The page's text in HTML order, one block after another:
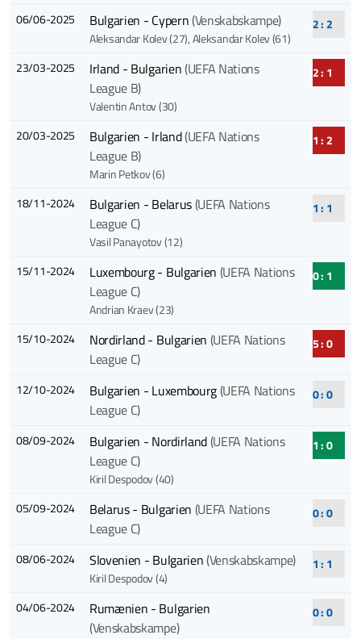
06/06-2025 Bulgarien - Cypern(Venskabskampe)
Aleksandar Kolev (27), Aleksandar Kolev (61)
2 : 2
23/03-2025 Irland - Bulgarien(UEFA Nations
League B)
Valentin Antov (30)
2 : 1
20/03-2025 Bulgarien - Irland(UEFA Nations
League B)
Marin Petkov (6)
1 : 2
18/11-2024 Bulgarien - Belarus(UEFA Nations
League C)
Vasil Panayotov (12)
1 : 1
15/11-2024 Luxembourg - Bulgarien (UEFA Nations
League C)
Andrian Kraev (23)
0 : 1
15/10-2024 Nordirland - Bulgarien (UEFA Nations
League C)
5 : 0
12/10-2024 Bulgarien - Luxembourg(UEFA Nations
League C)
0 : 0
08/09-2024 Bulgarien - Nordirland(UEFA Nations
League C)
Kiril Despodov (40)
1 : 0
05/09-2024 Belarus - Bulgarien (UEFA Nations
League C)
0 : 0
08/06-2024 Slovenien - Bulgarien(Venskabskampe)
Kiril Despodov (4)
1 : 1
04/06-2024
Rumænien - Bulgarien
(Venskabskampe)
0 : 0